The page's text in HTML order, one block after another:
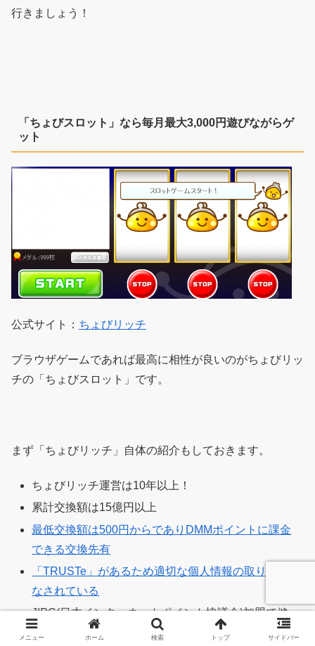
行きましょう！
「ちょびスロット」なら毎月最大3,000円遊びながらゲ
ット
公式サイト： ちょびリッチ
ブラウザゲームであれば最高に相性が良いのがちょびリッ
チの「ちょびスロット」です。
まず「ちょびリッチ」自体の紹介もしておきます。
ちょびリッチ運営は10年以上！
累計交換額は15億円以上
最低交換額は500円からでありDMMポイントに課金
できる交換先有
「TRUSTe」があるため適切な個人情報の取り扱いが
なされている
JIPC(日本インターネットポイント協議会)加盟で健
全！
メニュー ホーム 検索 トップ サイドバー